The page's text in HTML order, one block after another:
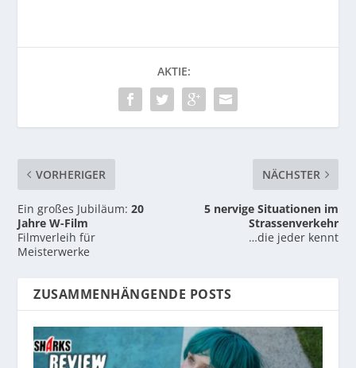
AKTIE:
VORHERIGER
Ein großes Jubiläum:20
Jahre W-Film
Filmverleih für
Meisterwerke
NÄCHSTER
5 nervige Situationen im
Strassenverkehr
…die jeder kennt
ZUSAMMENHÄNGENDE POSTS